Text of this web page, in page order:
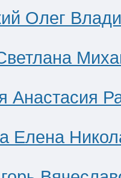
Олег
Анастасия
Елена